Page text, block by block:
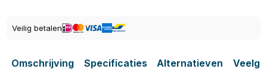
Veilig betalen
Omschrijving Specificaties Alternatieven